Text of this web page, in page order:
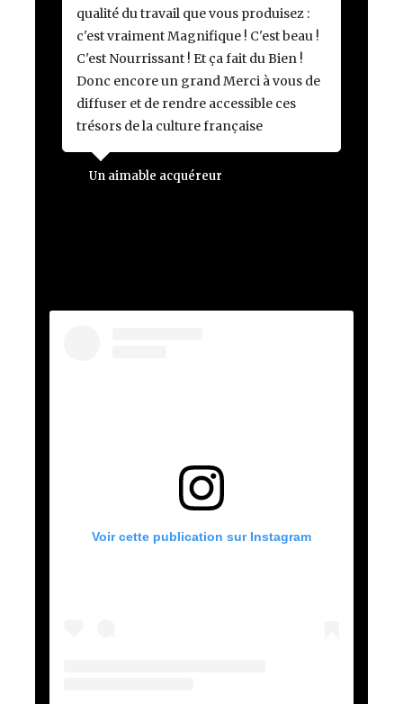
qualité du travail que vous produisez :
c'est vraiment Magnifique ! C'est beau !
C'est Nourrissant ! Et ça fait du Bien !
Donc encore un grand Merci à vous de
diffuser et de rendre accessible ces
trésors de la culture française
Un aimable acquéreur
Voir cette publication sur Instagram